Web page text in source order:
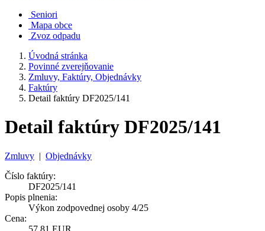
Seniori
Mapa obce
Zvoz odpadu
Úvodná stránka
Povinné zverejňovanie
Zmluvy, Faktúry, Objednávky
Faktúry
Detail faktúry DF2025/141
Detail faktúry DF2025/141
Zmluvy | Objednávky
Číslo faktúry:
DF2025/141
Popis plnenia:
Výkon zodpovednej osoby 4/25
Cena:
57,81 EUR